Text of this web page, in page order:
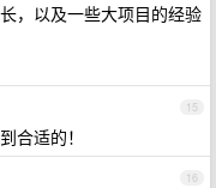
，以及一些大项目的经验
15
合适的！
16